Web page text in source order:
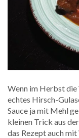
Wenn im Herbst
echtes Hirsch-
Sauce ja mit Mehl
kleinen Trick aus
das Rezept auch